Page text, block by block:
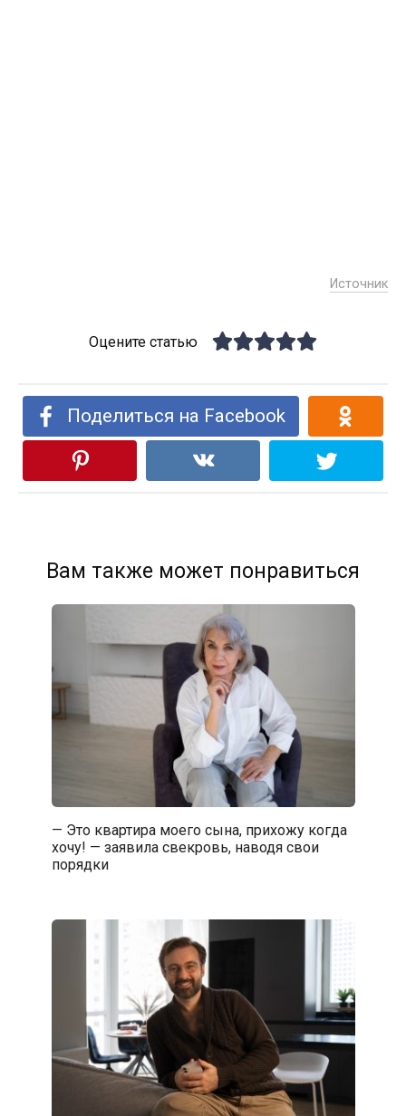
Источник
Оцените статью
Поделиться на Facebook
Вам также может понравиться
— Это квартира моего сына, прихожу когда
хочу! — заявила свекровь, наводя свои
порядки